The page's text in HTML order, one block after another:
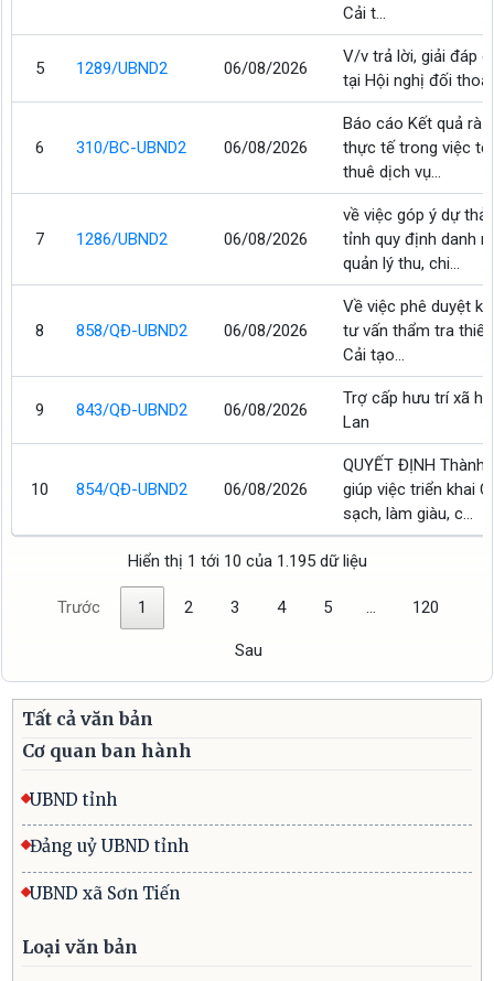
Cải t...
5 1289/UBND2 06/08/2026
V/v trả lời, giải đáp
tại Hội nghị đối
6 310/BC-UBND2 06/08/2026
Báo cáo Kết quả rà
thực tế trong việc
thuê dịch vụ...
7 1286/UBND2 06/08/2026
về việc góp ý dự
tỉnh quy định danh
quản lý thu, chi...
8 858/QĐ-UBND2 06/08/2026
Về việc phê duyệt
tư vấn thẩm tra
Cải tạo...
9 843/QĐ-UBND2 06/08/2026
Trợ cấp hưu trí xã
Lan
10 854/QĐ-UBND2 06/08/2026
QUYẾT ĐỊNH
giúp việc triển khai
sạch, làm giàu, c...
Hiển thị 1 tới 10 của 1.195 dữ liệu
Trước 1 2 3 4 5 … 120
Sau
Tất cả văn bản
Cơ quan ban hành
UBND tỉnh
Đảng uỷ UBND tỉnh
UBND xã Sơn Tiến
Loại văn bản